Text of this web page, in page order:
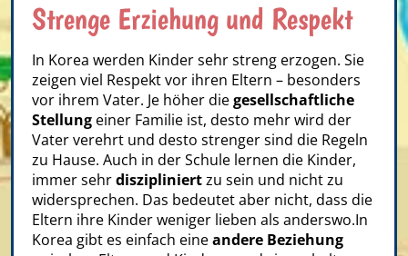
Strenge Erziehung und Respekt
In Korea werden Kinder sehr streng erzogen. Sie
zeigen viel Respekt vor ihren Eltern – besonders
vor ihrem Vater. Je höher diegesellschaftliche
Stellung einer Familie ist, desto mehr wird der
Vater verehrt und desto strenger sind die Regeln
zu Hause. Auch in der Schule lernen die Kinder,
immer sehrdiszipliniertzu sein und nicht zu
widersprechen. Das bedeutet aber nicht, dass die
Eltern ihre Kinder weniger lieben als anderswo.In
Korea gibt es einfach eineandere Beziehung